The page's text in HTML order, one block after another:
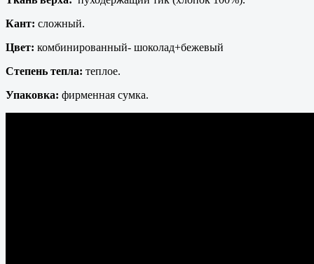
Кант: сложный.
Цвет: комбинированный- шоколад+бежевый
Степень тепла: теплое.
Упаковка: фирменная сумка.